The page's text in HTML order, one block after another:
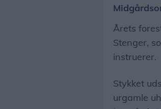
Årets
Stenger,
instruerer.
Stykket
urgamle